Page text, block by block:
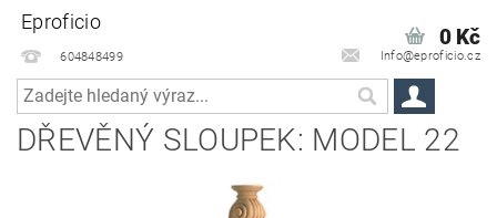
Eproficio
604848499 Info@eproficio.cz
0 Kč
DŘEVĚNÝ SLOUPEK: MODEL 22